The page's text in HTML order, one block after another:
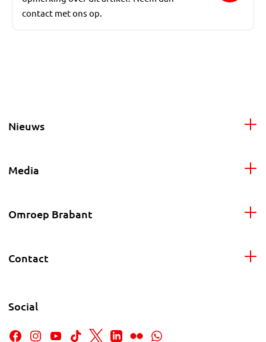
contact met ons op.
Nieuws
Media
Omroep Brabant
Contact
Social